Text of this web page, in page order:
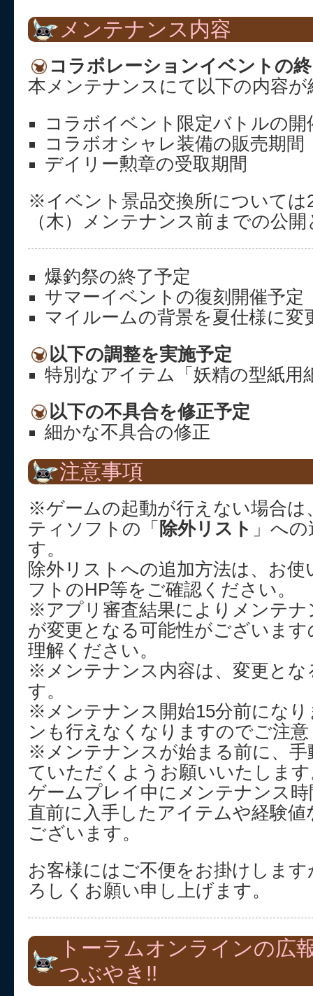
メンテナンス内容
コラボレーションイベントの
本メンテナンスにて以下の内容が
コラボイベント限定バトルの開
コラボオシャレ装備の販売期間
デイリー勲章の受取期間
※イベント景品交換所については
（木）メンテナンス前までの公
爆釣祭の終了予定
サマーイベントの復刻開催予定
マイルームの背景を夏仕様に変
以下の調整を実施予定
特別なアイテム「妖精の型紙用
以下の不具合を修正予定
細かな不具合の修正
注意事項
※ゲームの起動が行えない場合は
ティソフトの「 除外リスト 」へ
す。
除外リストへの追加方法は、お
フトのHP等をご確認ください。
※アプリ審査結果によりメンテナ
が変更となる可能性がございま
理解ください。
※メンテナンス内容は、変更とな
す。
※メンテナンス開始15分前にな
ンも行えなくなりますのでご注
※メンテナンスが始まる前に、手
ていただくようお願いいたしま
ゲームプレイ中にメンテナンス
直前に入手したアイテムや経験
ございます。
お客様にはご不便をお掛けしま
ろしくお願い申し上げます。
トーラムオンラインの広
つぶやき!!